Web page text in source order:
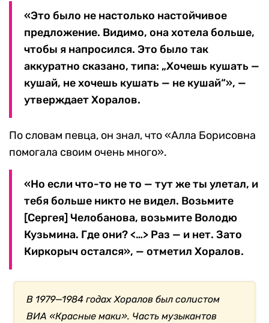
«Это было не настолько настойчивое
предложение. Видимо, она хотела больше,
чтобы я напросился. Это было так
аккуратно сказано, типа: „Хочешь кушать —
кушай, не хочешь кушать — не кушай“», —
утверждает Хоралов.
По словам певца, он знал, что «Алла Борисовна
помогала своим очень много».
«Но если что-то не то — тут же ты улетал, и
тебя больше никто не видел. Возьмите
[Сергея] Челобанова, возьмите Володю
Кузьмина. Где они? <…> Раз — и нет. Зато
Киркорыч остался», — отметил Хоралов.
В 1979—1984 годах Хоралов был солистом
ВИА «Красные маки». Часть музыкантов